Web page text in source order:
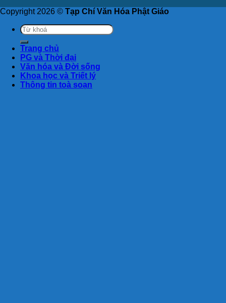
Copyright 2026 © Tạp Chí Văn Hóa Phật Giáo
Trang chủ
PG và Thời đại
Văn hóa và Đời sống
Khoa học và Triết lý
Thông tin toà soạn